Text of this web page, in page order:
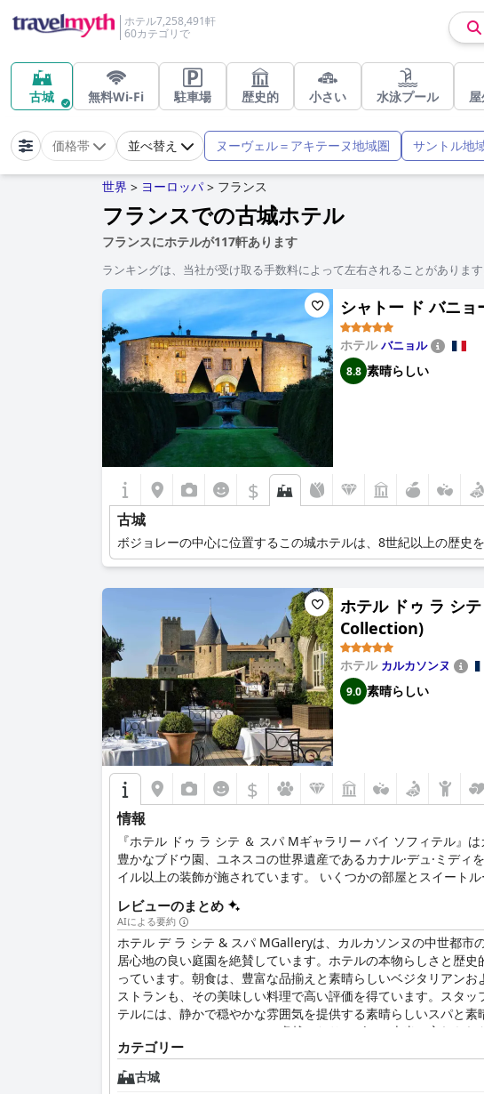
ホテル7,258,491軒
60カテゴリで
古城 無料Wi-Fi 駐車場 歴史的 小さい 水泳プール
価格帯 並べ替え ヌーヴェル＝アキテーヌ地域圏 サントル地
世界 > ヨーロッパ > フランス
フランスでの古城ホテル
フランスにホテルが117軒あります
ランキングは、当社が受け取る手数料によって左右されることがあります
シャトー ド バニ
ホテルバニョル
8.8 素晴らしい
$
古城
ボジョレーの中心に位置するこの城ホテルは、8世紀以上の歴史
ホテル ドゥ ラ シ
Collection)
ホテル カルカソンヌ
9.0 素晴らしい
$
情報
『ホテル ドゥ ラ シテ ＆ スパ Mギャラリー バイ ソフィテル』
豊かなブドウ園、ユネスコの世界遺産であるカナル·デュ·ミデ
イル以上の装飾が施されています。 いくつかの部屋とスイート
レビューのまとめ
AIによる要約
ホテル デ ラ シテ & スパ MGalleryは、カルカソンヌの中世都市
居心地の良い庭園を絶賛しています。ホテルの本物らしさと歴
っています。朝食は、豊富な品揃えと素晴らしいベジタリアン
ストランも、その美味しい料理で高い評価を得ています。スタ
テルには、静かで穏やかな雰囲気を提供する素晴らしいスパと
スとしては、このホテルは、卓越したサービスと本当に忘れら
カテゴリー
古城